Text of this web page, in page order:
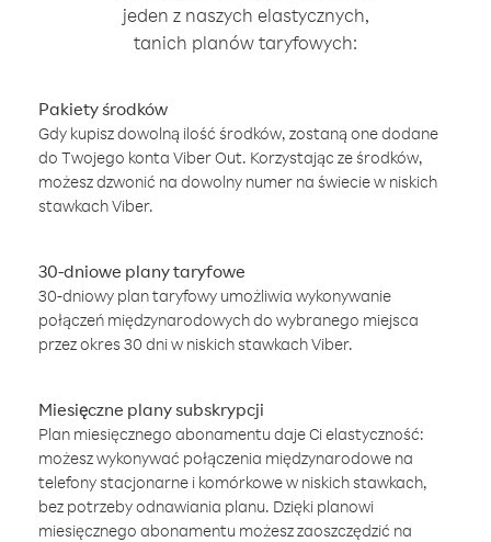
jeden z naszych elastycznych,
tanich planów taryfowych:
Pakiety środków
Gdy kupisz dowolną ilość środków, zostaną one dodane
do Twojego konta Viber Out. Korzystając ze środków,
możesz dzwonić na dowolny numer na świecie w niskich
stawkach Viber.
30-dniowe plany taryfowe
30-dniowy plan taryfowy umożliwia wykonywanie
połączeń międzynarodowych do wybranego miejsca
przez okres 30 dni w niskich stawkach Viber.
Miesięczne plany subskrypcji
Plan miesięcznego abonamentu daje Ci elastyczność:
możesz wykonywać połączenia międzynarodowe na
telefony stacjonarne i komórkowe w niskich stawkach,
bez potrzeby odnawiania planu. Dzięki planowi
miesięcznego abonamentu możesz zaoszczędzić na